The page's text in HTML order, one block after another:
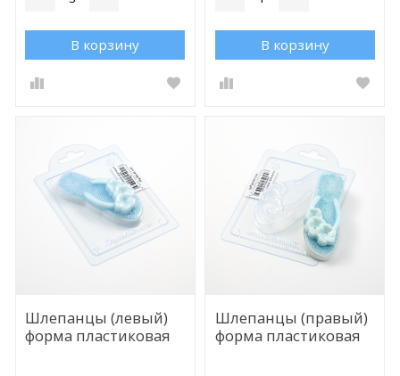
В корзину В корзину
Шлепанцы (левый)
форма пластиковая
Шлепанцы (правый)
форма пластиковая